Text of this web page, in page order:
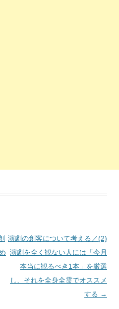
演劇の創客について考える／(2)
演劇を全く観ない人には「今月
本当に観るべき1本」を厳選
し、それを全身全霊でオススメ
する →